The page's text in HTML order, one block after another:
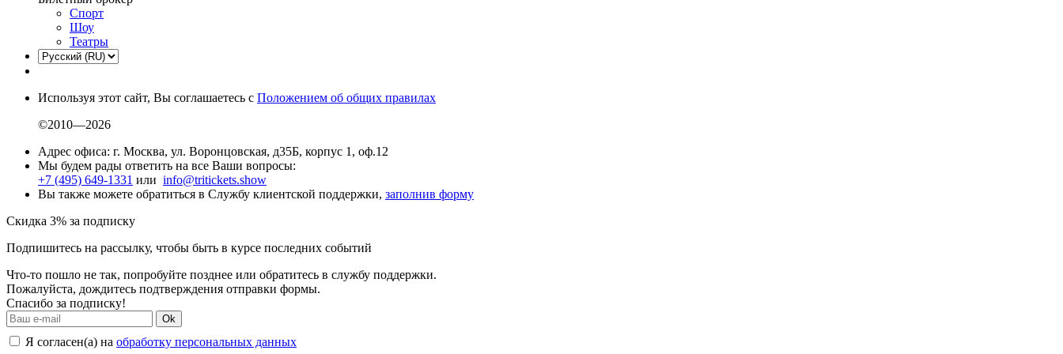
Спорт
Шоу
Театры
Используя этот сайт, Вы соглашаетесь с Положением об общих правилах
©2010—2026
Адрес офиса: г. Москва, ул. Воронцовская, д35Б, корпус 1, оф.12
Мы будем рады ответить на все Ваши вопросы:
+7 (495) 649-1331 или info@tritickets.show
Вы также можете обратиться в Службу клиентской поддержки, заполнив форму
Скидка 3% за подписку
Подпишитесь на рассылку, чтобы быть в курсе последних событий
Что-то пошло не так, попробуйте позднее или обратитесь в службу поддержки.
Пожалуйста, дождитесь подтверждения отправки формы.
Спасибо за подписку!
Ok
Я согласен(а) на обработку персональных данных